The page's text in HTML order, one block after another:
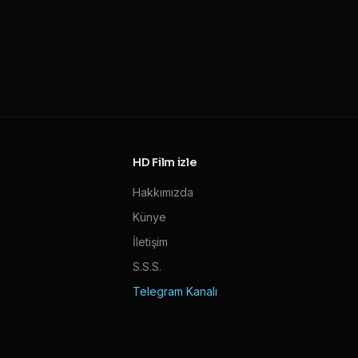
HD Film izle
Hakkımızda
Künye
İletişim
S.S.S.
Telegram Kanalı